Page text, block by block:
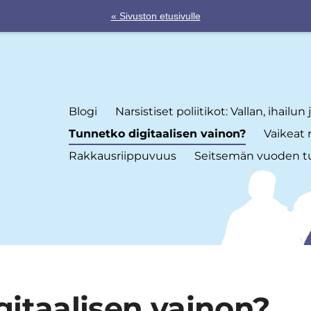
« Sivuston etusivulle
Blogi
Narsistiset poliitikot: Vallan,
Tunnetko digitaalisen vainon?
Vaikeat
Rakkausriippuvuus
Seitsemän vuoden